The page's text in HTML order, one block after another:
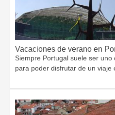
Vacaciones de verano en
Siempre Portugal suele ser
para poder disfrutar de un viaje